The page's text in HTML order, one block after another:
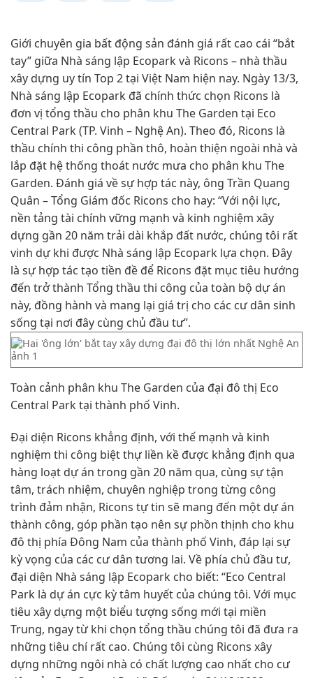
Giới chuyên gia bất động sản đánh giá rất cao cái “bắt
tay” giữa Nhà sáng lập Ecopark và Ricons – nhà thầu
xây dựng uy tín Top 2 tại Việt Nam hiện nay. Ngày 13/3,
Nhà sáng lập Ecopark đã chính thức chọn Ricons là
đơn vị tổng thầu cho phân khu The Garden tại Eco
Central Park (TP. Vinh – Nghệ An). Theo đó, Ricons là
thầu chính thi công phần thô, hoàn thiện ngoài nhà và
lắp đặt hệ thống thoát nước mưa cho phân khu The
Garden. Đánh giá về sự hợp tác này, ông Trần Quang
Quân – Tổng Giám đốc Ricons cho hay: “Với nội lực,
nền tảng tài chính vững mạnh và kinh nghiệm xây
dựng gần 20 năm trải dài khắp đất nước, chúng tôi rất
vinh dự khi được Nhà sáng lập Ecopark lựa chọn. Đây
là sự hợp tác tạo tiền đề để Ricons đặt mục tiêu hướng
đến trở thành Tổng thầu thi công của toàn bộ dự án
này, đồng hành và mang lại giá trị cho các cư dân sinh
sống tại nơi đây cùng chủ đầu tư”.
Toàn cảnh phân khu The Garden của đại đô thị Eco
Central Park tại thành phố Vinh.
Đại diện Ricons khẳng định, với thế mạnh và kinh
nghiệm thi công biệt thự liền kề được khẳng định qua
hàng loạt dự án trong gần 20 năm qua, cùng sự tận
tâm, trách nhiệm, chuyên nghiệp trong từng công
trình đảm nhận, Ricons tự tin sẽ mang đến một dự án
thành công, góp phần tạo nên sự phồn thịnh cho khu
đô thị phía Đông Nam của thành phố Vinh, đáp lại sự
kỳ vọng của các cư dân tương lai. Về phía chủ đầu tư,
đại diện Nhà sáng lập Ecopark cho biết: “Eco Central
Park là dự án cực kỳ tâm huyết của chúng tôi. Với mục
tiêu xây dựng một biểu tượng sống mới tại miền
Trung, ngay từ khi chọn tổng thầu chúng tôi đã đưa ra
những tiêu chí rất cao. Chúng tôi cùng Ricons xây
dựng những ngôi nhà có chất lượng cao nhất cho cư